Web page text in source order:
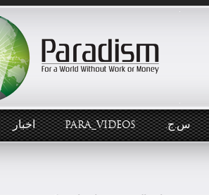
اخبار PARA_VIDEOS س.ج.